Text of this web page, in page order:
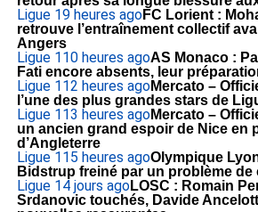
Ligue 19 heures agoFC Lorient :
retrouve l’entraînement collectif
Angers
Ligue 110 heures agoAS Monaco :
Fati encore absents, leur
Ligue 112 heures agoMercato –
l’une des plus grandes stars de
Ligue 113 heures agoMercato –
un ancien grand espoir de Nice en
d’Angleterre
Ligue 115 heures agoOlympique
Bidstrup freiné par un problème de
Ligue 14 jours agoLOSC : Romain
Srdanovic touchés, Davide